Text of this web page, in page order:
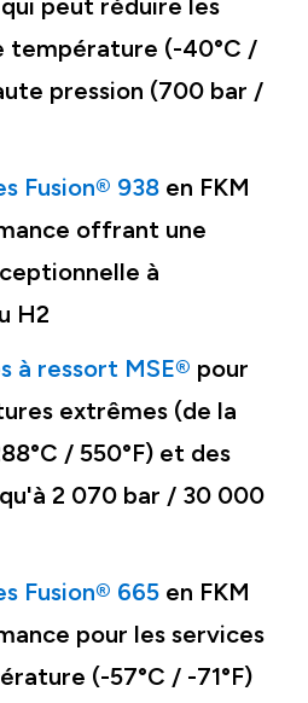
peut réduire les
température (-40°C /
pression (700 bar /
Fusion® 938 en FKM
offrant une
à
H2
à ressort MSE® pour
extrêmes (de la
/ 550°F) et des
2 070 bar / 30 000
Fusion® 665 en FKM
pour les services
(-57°C / -71°F)